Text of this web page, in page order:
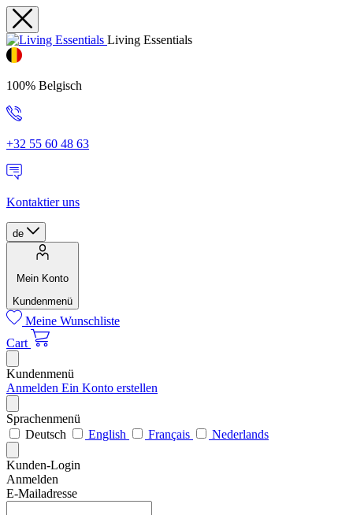
Living Essentials
100% Belgisch
+32 55 60 48 63
Kontaktier uns
de
Mein Konto
Kundenmenü
Meine Wunschliste
Cart
Kundenmenü
Anmelden Ein Konto erstellen
Sprachenmenü
Deutsch
English Français Nederlands
Kunden-Login
Anmelden
E-Mailadresse